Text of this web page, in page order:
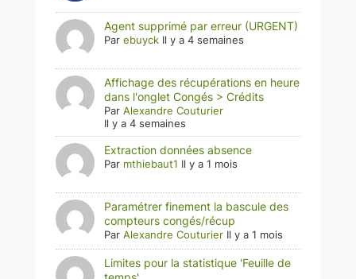
Agent supprimé par erreur (URGENT)
Parebuyck Il y a 4 semaines
Affichage des récupérations en heure
dans l'onglet Congés > Crédits
ParAlexandre Couturier
Il y a 4 semaines
Extraction données absence
Par mthiebaut1 Il y a 1 mois
Paramétrer finement la bascule des
compteurs congés/récup
ParAlexandre Couturier Il y a 1 mois
Limites pour la statistique 'Feuille de